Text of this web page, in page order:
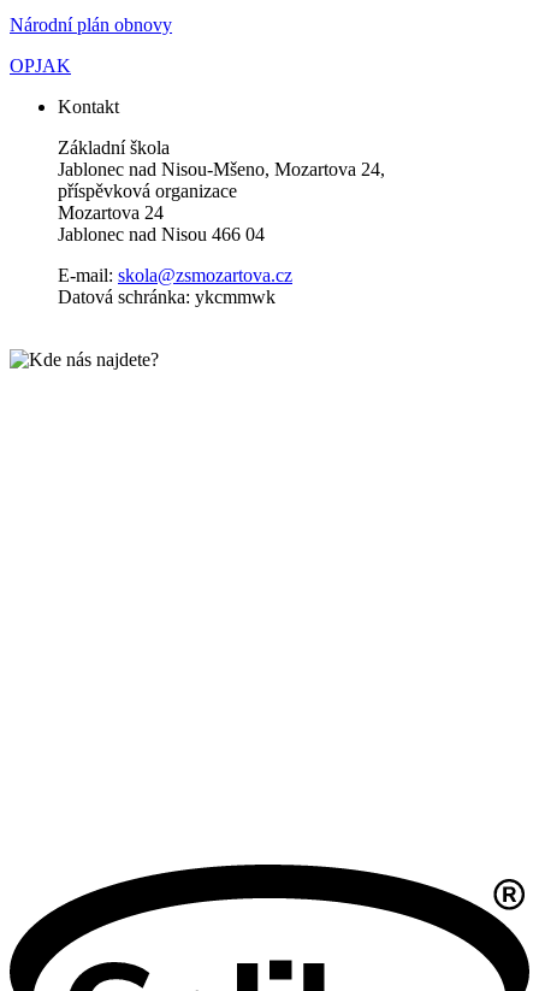
Národní plán obnovy
OPJAK
Kontakt
Základní škola
Jablonec nad Nisou-Mšeno, Mozartova 24,
příspěvková organizace
Mozartova 24
Jablonec nad Nisou 466 04
E-mail: skola@zsmozartova.cz
Datová schránka: ykcmmwk